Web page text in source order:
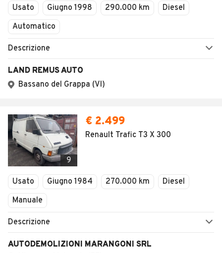
Usato Giugno 1998 290.000 km
Diesel
Automatico
Descrizione
LAND REMUS AUTO
Bassano del Grappa (VI)
9
€ 2.499
Renault Trafic T3 X 300
Usato Giugno 1984 270.000 km
Diesel
Manuale
Descrizione
AUTODEMOLIZIONI MARANGONI SRL